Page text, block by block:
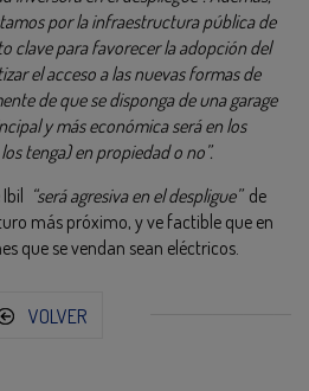
por la infraestructura pública de
clave para favorecer la adopción del
el acceso a las nuevas formas de
de que se disponga de una garage
y más económica será en los
tenga) en propiedad o no”.
“será agresiva en el despligue”de
más próximo, y ve factible que en
que se vendan sean eléctricos.
VOLVER